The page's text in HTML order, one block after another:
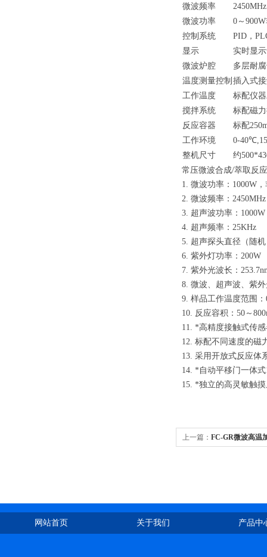
微波频率
2450MHz
微波功率
0～
控制系统
PID，
显示
实时显
微波炉腔
多层耐
温度测量控制 插入式
工作温度
标配仪
搅拌系统
标配磁
反应容器
标配
工作环境
0-
整机尺寸
约
常压微波合成/萃取反
1. 微波功率：1000W
2. 微波频率：2450MHz
3. 超声波功率：1000W
4. 超声频率：25KHz
5. 超声探头直径（随
6. 紫外灯功率：200W
7. 紫外光波长：
8. 微波、超声波、紫
9. 样品工作温度范围
10. 反应容积：50～
11. *高精度接触式传
12. 标配不同速度的磁
13. 采用开放式反应体
14. *自动平移门一体
15. *独立的高灵敏触
上一篇： FC-GR微波高温
网站首页 关于我们 产品中